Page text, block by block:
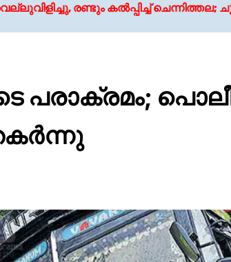
കൽപ്പിച്ച് ചെന്നിത്തല; ചുറ്റും ഫാൻസ്,
പരാക്രമം;